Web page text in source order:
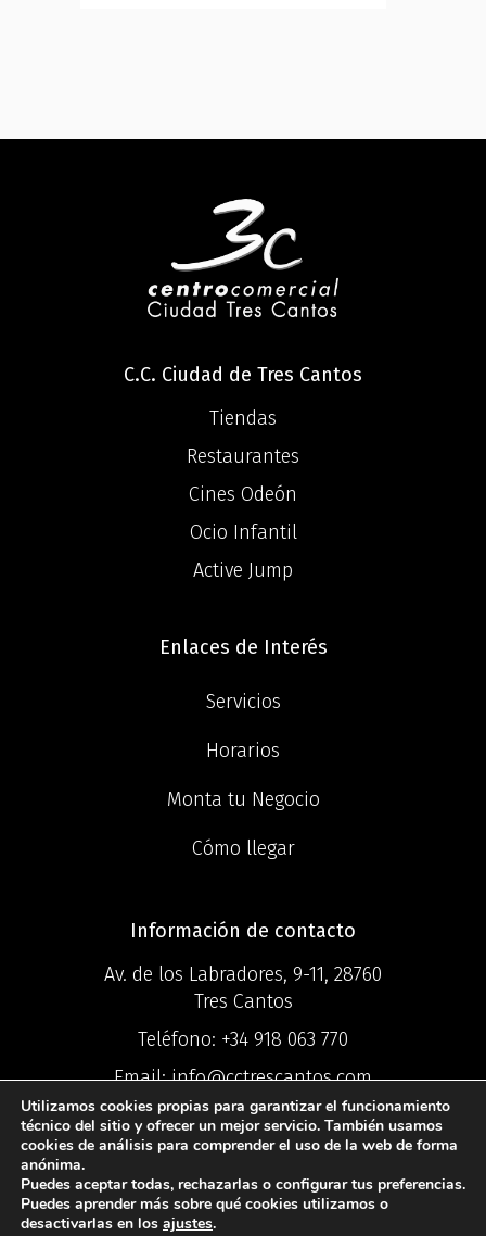
C.C. Ciudad de Tres Cantos
Tiendas
Restaurantes
Cines Odeón
Ocio Infantil
Active Jump
Enlaces de Interés
Servicios
Horarios
Monta tu Negocio
Cómo llegar
Información de contacto
Av. de los Labradores, 9-11, 28760
Tres Cantos
Teléfono: +34 918 063 770
Email:info@cctrescantos.com
©2025 Centro
Comercial Ciudad Tres Cantos ®
Utilizamos cookies propias para garantizar el funcionamiento
técnico del sitio y ofrecer un mejor servicio. También usamos
cookies de análisis para comprender el uso de la web de forma
anónima.
Puedes aceptar todas, rechazarlas o configurar tus preferencias.
Puedes aprender más sobre qué cookies utilizamos o
desactivarlas en los ajustes.